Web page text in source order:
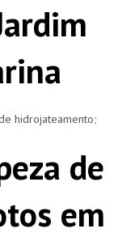
hidrojateamento;
de
em